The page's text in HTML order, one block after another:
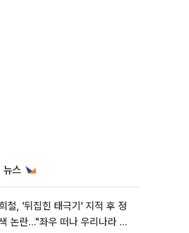
뉴스
철, '뒤집힌 태극기' 지적 후 정
논란…"좌우 떠나 우리나라 국